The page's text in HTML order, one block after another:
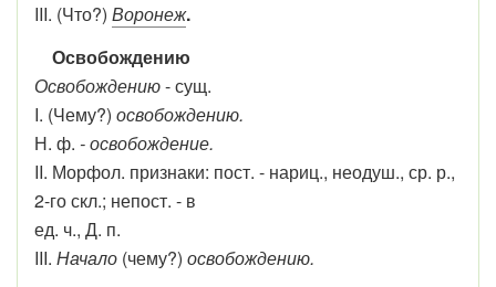
III. (Что?) Воронеж.
Освобождению
Освобождению- сущ.
I. (Чему?) освобождению.
Н. ф. - освобождение.
II. Морфол. признаки: пост. - нариц., неодуш., ср. р.,
2-го скл.; непост. - в
ед. ч., Д. п.
III. Начало (чему?) освобождению.